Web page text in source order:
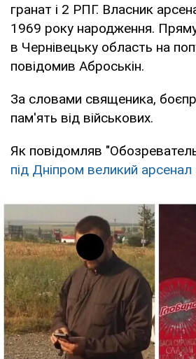
гранат і 2 РПГ. Власник
1969 року народження.
в Чернівецьку область на
повідомив Аброськін.
За словами священика,
пам'ять від військових.
Як повідомляв
під Дніпром великий арсенал